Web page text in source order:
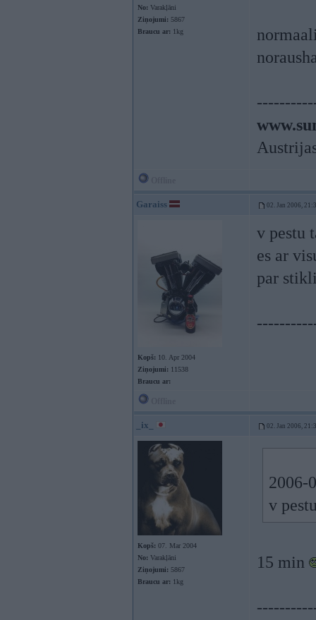
No: Varakļāni
Ziņojumi: 5867
Braucu ar: 1kg
Garaiss 02. Jan 2006,
Kopš: 10. Apr 2004
Ziņojumi: 11538
Braucu ar:
v pestu
es ar
par
_ix_ 02. Jan 2006,
Kopš: 07. Mar 2004
No: Varakļāni
Ziņojumi: 5867
Braucu ar: 1kg
2006-
v
15 min